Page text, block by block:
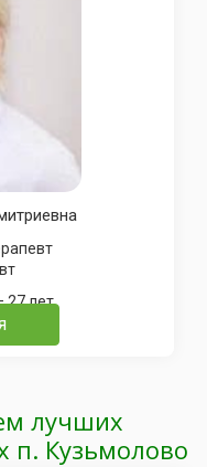
Терапевт
— 27 лет
лучших
п. Кузьмолово